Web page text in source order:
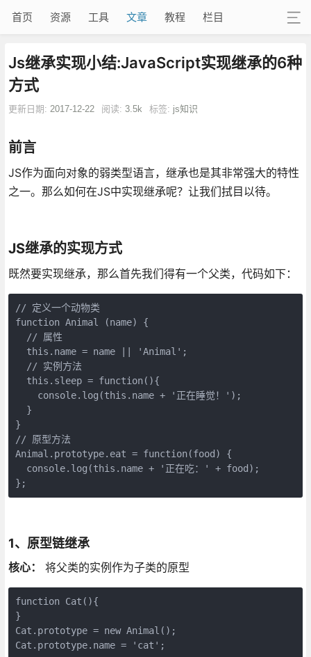
首页 资源 工具 文章 教程 栏目
Js继承实现小结:JavaScript实现继承的6种
方式
更新日期: 2017-12-22 阅读: 3.5k 标签: js知识
前言
JS作为面向对象的弱类型语言，继承也是其非常强大的特性
之一。那么如何在JS中实现继承呢？让我们拭目以待。
JS继承的实现方式
既然要实现继承，那么首先我们得有一个父类，代码如下：
// 定义一个动物类
function Animal (name) {
  // 属性
  this.name = name || 'Animal';
  // 实例方法
  this.sleep = function(){
    console.log(this.name + '正在睡觉！');
  }
}
// 原型方法
Animal.prototype.eat = function(food) {
  console.log(this.name + '正在吃：' + food);
1、原型链继承
核心： 将父类的实例作为子类的原型
function Cat(){
}
Cat.prototype = new Animal();
Cat.prototype.name = 'cat';